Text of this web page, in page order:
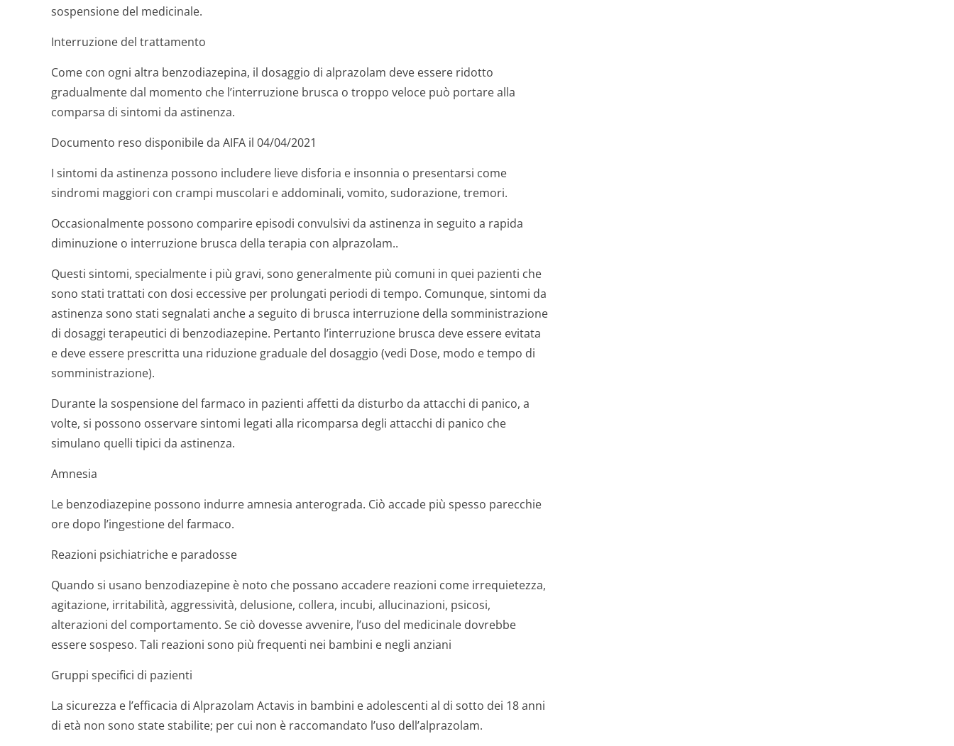
sospensione del medicinale.
Interruzione del trattamento
Come con ogni altra benzodiazepina, il dosaggio di alprazolam deve essere ridotto
gradualmente dal momento che l’interruzione brusca o troppo veloce può portare alla
comparsa di sintomi da astinenza.
Documento reso disponibile da AIFA il 04/04/2021
I sintomi da astinenza possono includere lieve disforia e insonnia o presentarsi come
sindromi maggiori con crampi muscolari e addominali, vomito, sudorazione, tremori.
Occasionalmente possono comparire episodi convulsivi da astinenza in seguito a rapida
diminuzione o interruzione brusca della terapia con alprazolam..
Questi sintomi, specialmente i più gravi, sono generalmente più comuni in quei pazienti che
sono stati trattati con dosi eccessive per prolungati periodi di tempo. Comunque, sintomi da
astinenza sono stati segnalati anche a seguito di brusca interruzione della somministrazione
di dosaggi terapeutici di benzodiazepine. Pertanto l’interruzione brusca deve essere evitata
e deve essere prescritta una riduzione graduale del dosaggio (vedi Dose, modo e tempo di
somministrazione).
Durante la sospensione del farmaco in pazienti affetti da disturbo da attacchi di panico, a
volte, si possono osservare sintomi legati alla ricomparsa degli attacchi di panico che
simulano quelli tipici da astinenza.
Amnesia
Le benzodiazepine possono indurre amnesia anterograda. Ciò accade più spesso parecchie
ore dopo l’ingestione del farmaco.
Reazioni psichiatriche e paradosse
Quando si usano benzodiazepine è noto che possano accadere reazioni come irrequietezza,
agitazione, irritabilità, aggressività, delusione, collera, incubi, allucinazioni, psicosi,
alterazioni del comportamento. Se ciò dovesse avvenire, l’uso del medicinale dovrebbe
essere sospeso. Tali reazioni sono più frequenti nei bambini e negli anziani
Gruppi specifici di pazienti
La sicurezza e l’efficacia di Alprazolam Actavis in bambini e adolescenti al di sotto dei 18 anni
di età non sono state stabilite; per cui non è raccomandato l’uso dell’alprazolam.